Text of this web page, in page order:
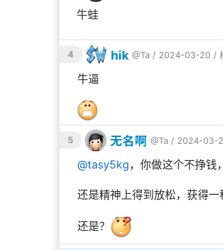
大部分选项在导出前就能
动态照片转 GIF
牛蛙
4 hik @Ta / 2024-03-20 /
牛逼
5 无名啊 @Ta / 2024-03-
@tasy5kg，你做这个不挣钱
还是精神上得到放松，获得一
还是？